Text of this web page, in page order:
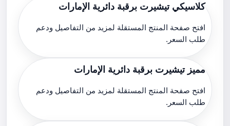
كلاسيكي تيشيرت برقبة دائرية الإمارات
افتح صفحة المنتج المستقلة لمزيد من التفاصيل ودعم
طلب السعر.
مميز تيشيرت برقبة دائرية الإمارات
افتح صفحة المنتج المستقلة لمزيد من التفاصيل ودعم
طلب السعر.